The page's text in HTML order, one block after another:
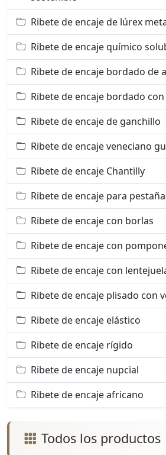
Ribete de encaje de lúrex
Ribete de encaje químico
Ribete de encaje bordado de
Ribete de encaje bordado
Ribete de encaje de ganchillo
Ribete de encaje veneciano
Ribete de encaje Chantilly
Ribete de encaje para
Ribete de encaje con borlas
Ribete de encaje con
Ribete de encaje con
Ribete de encaje plisado con
Ribete de encaje elástico
Ribete de encaje rígido
Ribete de encaje nupcial
Ribete de encaje africano
Todos los productos